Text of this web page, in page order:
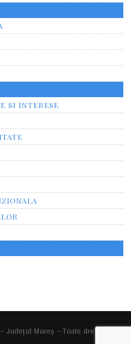
SI INTERESE
Județul Mureș – Toate drepturile